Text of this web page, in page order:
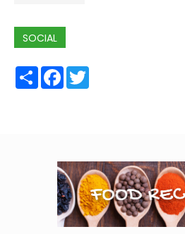
SOCIAL
ShareFacebook